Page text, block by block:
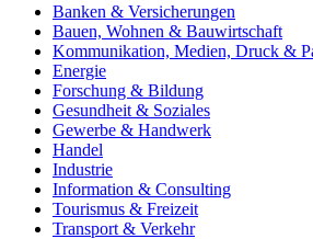
Banken & Versicherungen
Bauen, Wohnen & Bauwirtschaft
Kommunikation, Medien, Druck &
Energie
Forschung & Bildung
Gesundheit & Soziales
Gewerbe & Handwerk
Handel
Industrie
Information & Consulting
Tourismus & Freizeit
Transport & Verkehr